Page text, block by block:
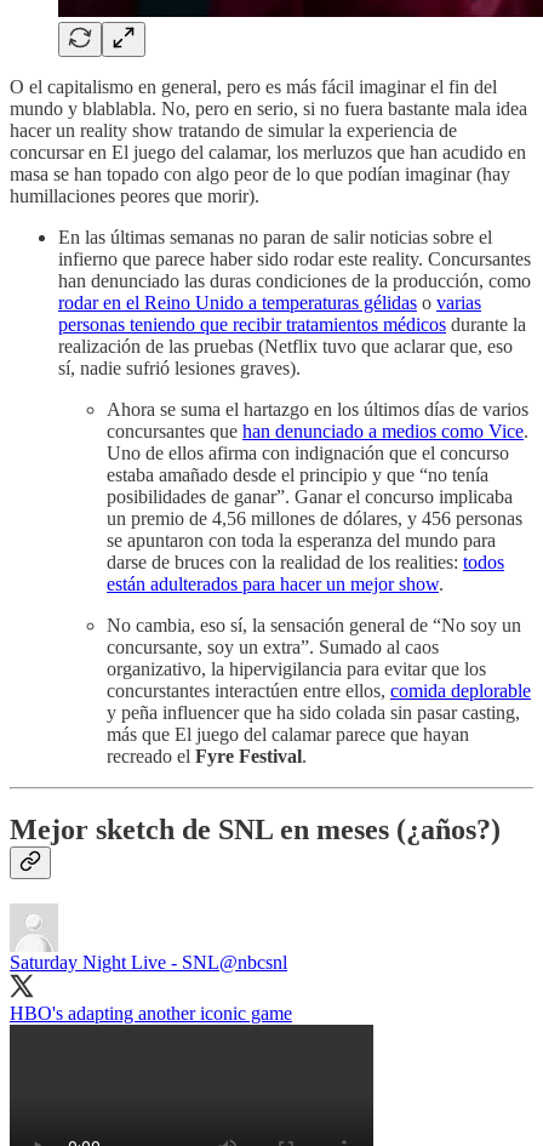
O el capitalismo en general, pero es más fácil imaginar el fin del
mundo y blablabla. No, pero en serio, si no fuera bastante mala idea
hacer un reality show tratando de simular la experiencia de
concursar en El juego del calamar, los merluzos que han acudido en
masa se han topado con algo peor de lo que podían imaginar (hay
humillaciones peores que morir).
En las últimas semanas no paran de salir noticias sobre el
infierno que parece haber sido rodar este reality. Concursantes
han denunciado las duras condiciones de la producción, como
rodar en el Reino Unido a temperaturas gélidas o varias
personas teniendo que recibir tratamientos médicos durante la
realización de las pruebas (Netflix tuvo que aclarar que, eso
sí, nadie sufrió lesiones graves).
Ahora se suma el hartazgo en los últimos días de varios
concursantes que han denunciado a medios como Vice.
Uno de ellos afirma con indignación que el concurso
estaba amañado desde el principio y que “no tenía
posibilidades de ganar”. Ganar el concurso implicaba
un premio de 4,56 millones de dólares, y 456 personas
se apuntaron con toda la esperanza del mundo para
darse de bruces con la realidad de los realities: todos
están adulterados para hacer un mejor show.
No cambia, eso sí, la sensación general de “No soy un
concursante, soy un extra”. Sumado al caos
organizativo, la hipervigilancia para evitar que los
concurstantes interactúen entre ellos, comida deplorable
y peña influencer que ha sido colada sin pasar casting,
más que El juego del calamar parece que hayan
recreado el Fyre Festival.
Mejor sketch de SNL en meses (¿años?)
Saturday Night Live - SNL@nbcsnl
HBO's adapting another iconic game